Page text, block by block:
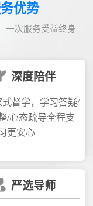
优势
一次服务受益终身
深度陪伴
式督学，学习答疑/
/心态疏导全程支
更安心
严选导师